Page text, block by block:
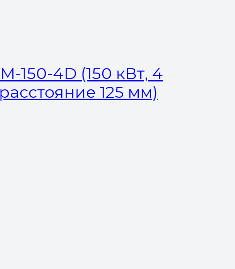
150-4D (150 кВт, 4
125 мм)